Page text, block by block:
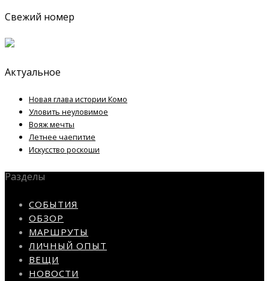
Свежий номер
Актуальное
Новая глава истории Комо
Уловить неуловимое
Вояж мечты
Летнее чаепитие
Искусство роскоши
Разделы
СОБЫТИЯ
ОБЗОР
МАРШРУТЫ
ЛИЧНЫЙ ОПЫТ
ВЕЩИ
НОВОСТИ